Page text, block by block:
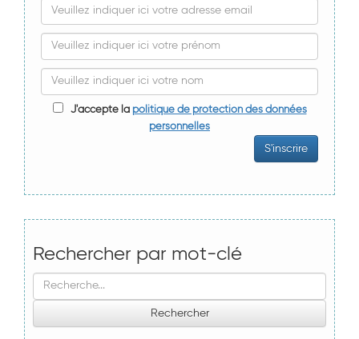
J'accepte la politique de protection des données
personnelles
Rechercher par mot-clé